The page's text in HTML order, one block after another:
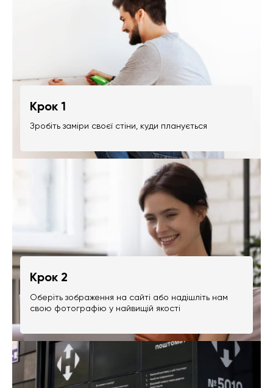
Крок 1
Зробіть заміри своєї стіни, куди планується
Крок 2
Оберіть зображення на сайті або надішліть нам
свою фотографію у найвищій якості